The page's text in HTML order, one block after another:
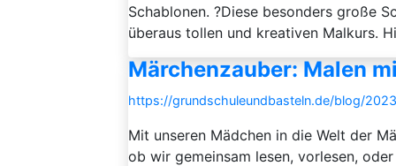
Schablonen. ?️Diese besonders große
überaus tollen und kreativen Malkurs.
Märchenzauber: Malen
https://grundschuleundbasteln.de/blog/
Mit unseren Mädchen in die Welt der
ob wir gemeinsam lesen, vorlesen,